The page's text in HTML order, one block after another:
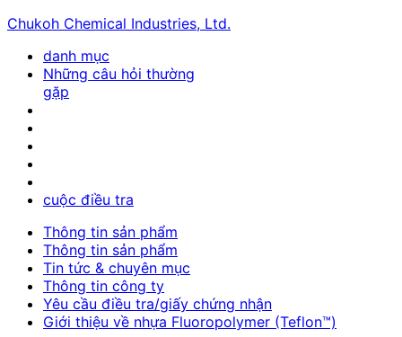
Chukoh Chemical Industries, Ltd.
danh mục
Những câu hỏi thường
gặp
cuộc điều tra
Thông tin sản phẩm
Thông tin sản phẩm
Tin tức & chuyên mục
Thông tin công ty
Yêu cầu điều tra/giấy chứng nhận
Giới thiệu về nhựa Fluoropolymer (Teflon™)